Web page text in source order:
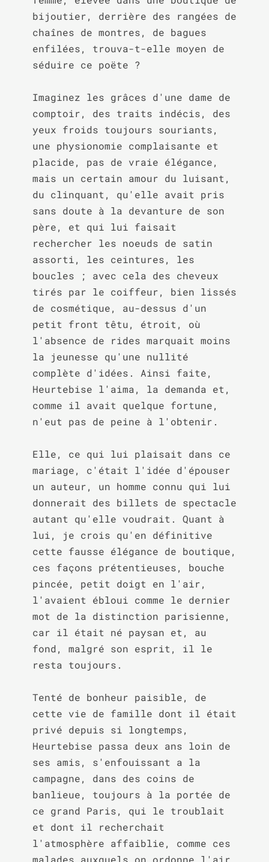
bijoutier, derrière des rangées de
chaînes de montres, de bagues
enfilées, trouva-t-elle moyen de
séduire ce poëte ?
Imaginez les grâces d'une dame de
comptoir, des traits indécis, des
yeux froids toujours souriants,
une physionomie complaisante et
placide, pas de vraie élégance,
mais un certain amour du luisant,
du clinquant, qu'elle avait pris
sans doute à la devanture de son
père, et qui lui faisait
rechercher les noeuds de satin
assorti, les ceintures, les
boucles ; avec cela des cheveux
tirés par le coiffeur, bien lissés
de cosmétique, au-dessus d'un
petit front têtu, étroit, où
l'absence de rides marquait moins
la jeunesse qu'une nullité
complète d'idées. Ainsi faite,
Heurtebise l'aima, la demanda et,
comme il avait quelque fortune,
n'eut pas de peine à l'obtenir.
Elle, ce qui lui plaisait dans ce
mariage, c'était l'idée d'épouser
un auteur, un homme connu qui lui
donnerait des billets de spectacle
autant qu'elle voudrait. Quant à
lui, je crois qu'en définitive
cette fausse élégance de boutique,
ces façons prétentieuses, bouche
pincée, petit doigt en l'air,
l'avaient ébloui comme le dernier
mot de la distinction parisienne,
car il était né paysan et, au
fond, malgré son esprit, il le
resta toujours.
Tenté de bonheur paisible, de
cette vie de famille dont il était
privé depuis si longtemps,
Heurtebise passa deux ans loin de
ses amis, s'enfouissant a la
campagne, dans des coins de
banlieue, toujours à la portée de
ce grand Paris, qui le troublait
et dont il recherchait
l'atmosphère affaiblie, comme ces
malades auxquels on ordonne l'air